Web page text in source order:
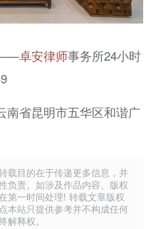
——卓安律师事务所24小时
南省昆明市五华区和谐广
载目的在于传递更多信息，并
负责。如涉及作品内容、版权
第一时间处理! 转载文章版权
本站只提供参考并不构成任何
释权。